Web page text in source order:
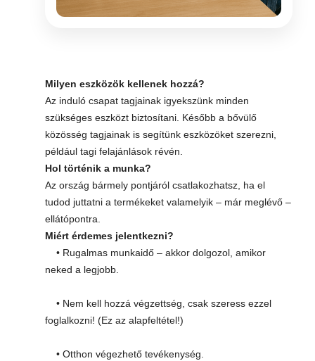
Milyen eszközök kellenek hozzá?
Az induló csapat tagjainak igyekszünk minden
szükséges eszközt biztosítani. Később a bővülő
közösség tagjainak is segítünk eszközöket szerezni,
például tagi felajánlások révén.
Hol történik a munka?
Az ország bármely pontjáról csatlakozhatsz, ha el
tudod juttatni a termékeket valamelyik – már meglévő –
ellátópontra.
Miért érdemes jelentkezni?
• Rugalmas munkaidő – akkor dolgozol, amikor
neked a legjobb.
• Nem kell hozzá végzettség, csak szeress ezzel
foglalkozni! (Ez az alapfeltétel!)
• Otthon végezhető tevékenység.